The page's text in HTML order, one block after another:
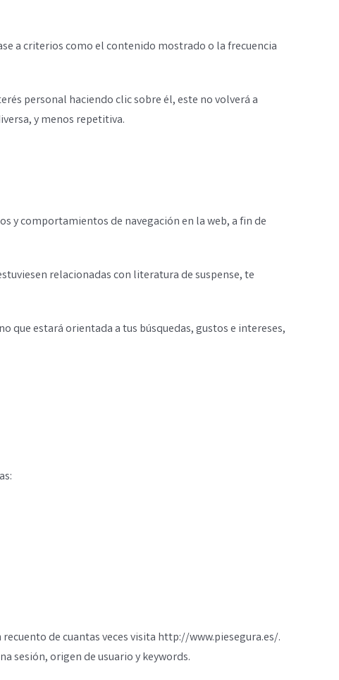
a criterios como el contenido mostrado o la frecuencia
personal haciendo clic sobre él, este no volverá a
y menos repetitiva.
y comportamientos de navegación en la web, a fin de
relacionadas con literatura de suspense, te
que estará orientada a tus búsquedas, gustos e intereses,
de cuantas veces visita http://www.piesegura.es/.
sesión, origen de usuario y keywords.